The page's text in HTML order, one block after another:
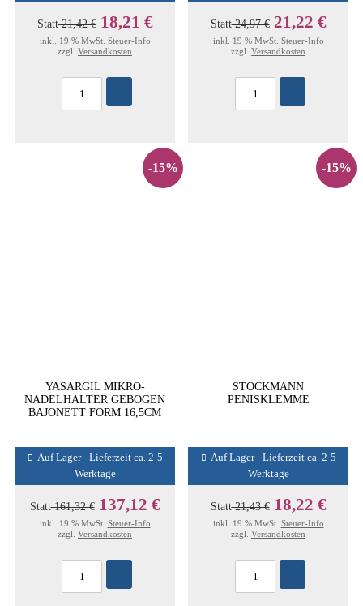
Statt21,42 € 18,21 €
inkl. 19 % MwSt. Steuer-Info
zzgl. Versandkosten
Statt24,97 € 21,22 €
inkl. 19 % MwSt. Steuer-Info
zzgl. Versandkosten
-15%
YASARGIL MIKRO-
NADELHALTER GEBOGEN
BAJONETT FORM 16,5CM
Auf Lager - Lieferzeit ca. 2-5
Werktage
Statt161,32 € 137,12 €
inkl. 19 % MwSt. Steuer-Info
zzgl. Versandkosten
-15%
STOCKMANN
PENISKLEMME
Auf Lager - Lieferzeit ca. 2-5
Werktage
Statt21,43 € 18,22 €
inkl. 19 % MwSt. Steuer-Info
zzgl. Versandkosten